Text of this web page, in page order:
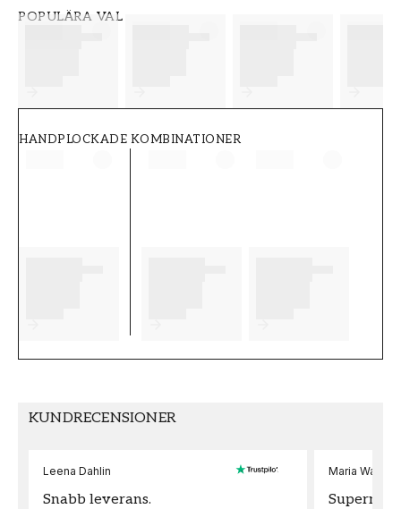
POPULÄRA VAL
HANDPLOCKADE KOMBINATIONER
KUNDRECENSIONER
Leena Dahlin
Snabb leverans.
Maria